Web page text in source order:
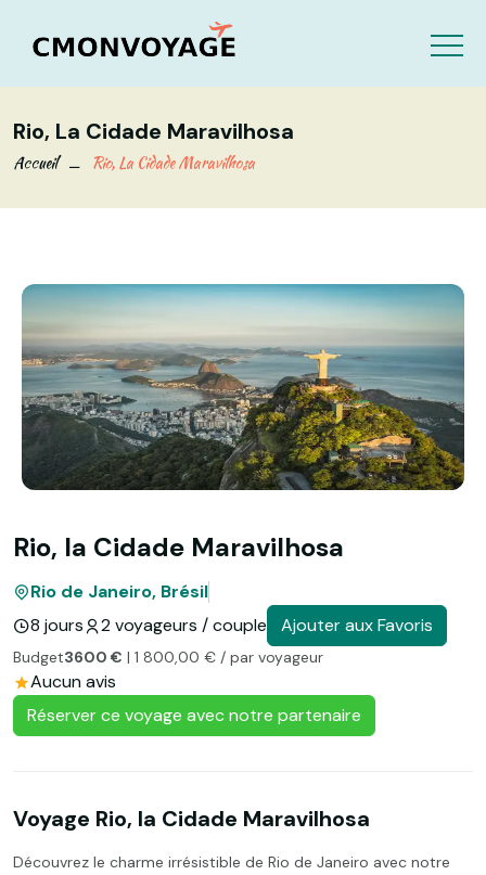
Rio, La Cidade Maravilhosa
Accueil Rio, La Cidade Maravilhosa
Rio, la Cidade Maravilhosa
Rio de Janeiro, Brésil
8 jours
2 voyageurs / couple Ajouter aux Favoris
Budget3600 € | 1 800,00 € / par voyageur
Aucun avis
Réserver ce voyage avec notre partenaire
Voyage Rio, la Cidade Maravilhosa
Découvrez le charme irrésistible de Rio de Janeiro avec notre